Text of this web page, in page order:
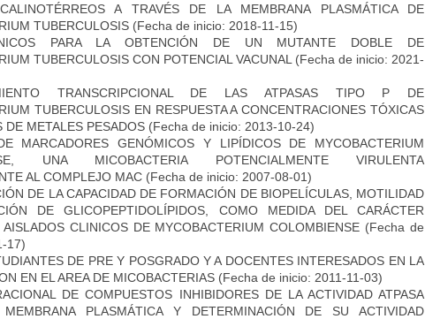
A TRAVÉS DE LA MEMBRANA PLASMÁTICA DE
TUBERCULOSIS (Fecha de inicio: 2018-11-15)
PARA LA OBTENCIÓN DE UN MUTANTE DOBLE DE
TUBERCULOSIS CON POTENCIAL VACUNAL (Fecha de inicio: 2021-
TRANSCRIPCIONAL DE LAS ATPASAS TIPO P DE
TUBERCULOSIS EN RESPUESTA A CONCENTRACIONES TÓXICAS
DE METALES PESADOS (Fecha de inicio: 2013-10-24)
MARCADORES GENÓMICOS Y LIPÍDICOS DE MYCOBACTERIUM
UNA MICOBACTERIA POTENCIALMENTE VIRULENTA
AL COMPLEJO MAC (Fecha de inicio: 2007-08-01)
DE LA CAPACIDAD DE FORMACIÓN DE BIOPELÍCULAS, MOTILIDAD
DE GLICOPEPTIDOLÍPIDOS, COMO MEDIDA DEL CARÁCTER
AISLADOS CLINICOS DE MYCOBACTERIUM COLOMBIENSE (Fecha de
17)
DE PRE Y POSGRADO Y A DOCENTES INTERESADOS EN LA
EN EL AREA DE MICOBACTERIAS (Fecha de inicio: 2011-11-03)
DE COMPUESTOS INHIBIDORES DE LA ACTIVIDAD ATPASA
PLASMÁTICA Y DETERMINACIÓN DE SU ACTIVIDAD